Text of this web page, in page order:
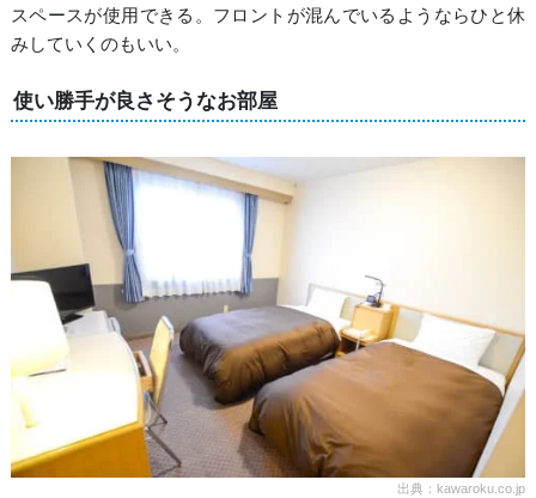
スペースが使用できる。フロントが混んでいるようならひと休
みしていくのもいい。
使い勝手が良さそうなお部屋
出典：kawaroku.co.jp